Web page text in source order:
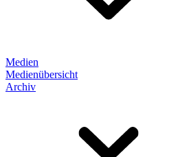
Medien
Medienübersicht
Archiv